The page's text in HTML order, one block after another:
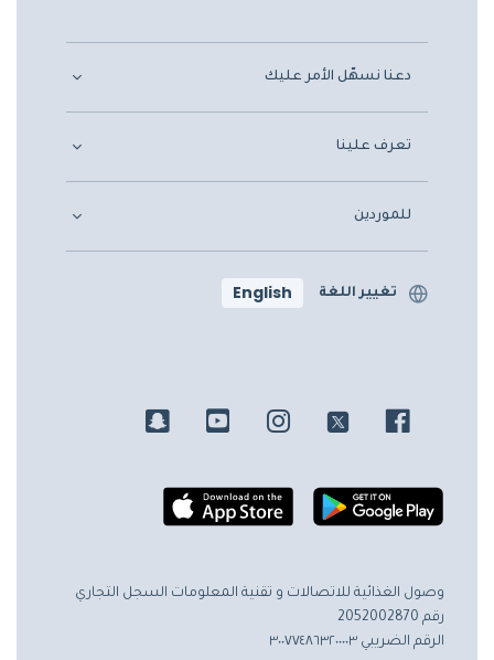
دعنا نسهّل الأمر عليك
تعرف علينا
للموردين
تغيير اللغة English
وصول الغذائية للاتصالات و تقنية المعلومات السجل التجاري
رقم 2052002870
الرقم الضريبي ٣٠٠٧٧٤٨٦٣٢٠٠٠٠٣